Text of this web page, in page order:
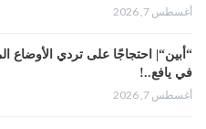
أغسطس 7, 2026
“أبين“| احتجاجًا على تردي
في يافع..!
أغسطس 7, 2026